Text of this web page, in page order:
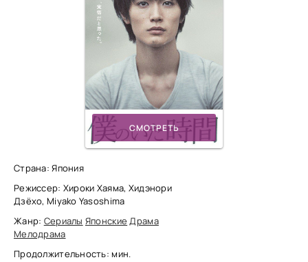
СМОТРЕТЬ
Страна: Япония
Режиссер: Хироки Хаяма, Хидэнори
Дзёхо, Miyako Yasoshima
Жанр: Сериалы Японские Драма
Мелодрама
Продолжительность: мин.